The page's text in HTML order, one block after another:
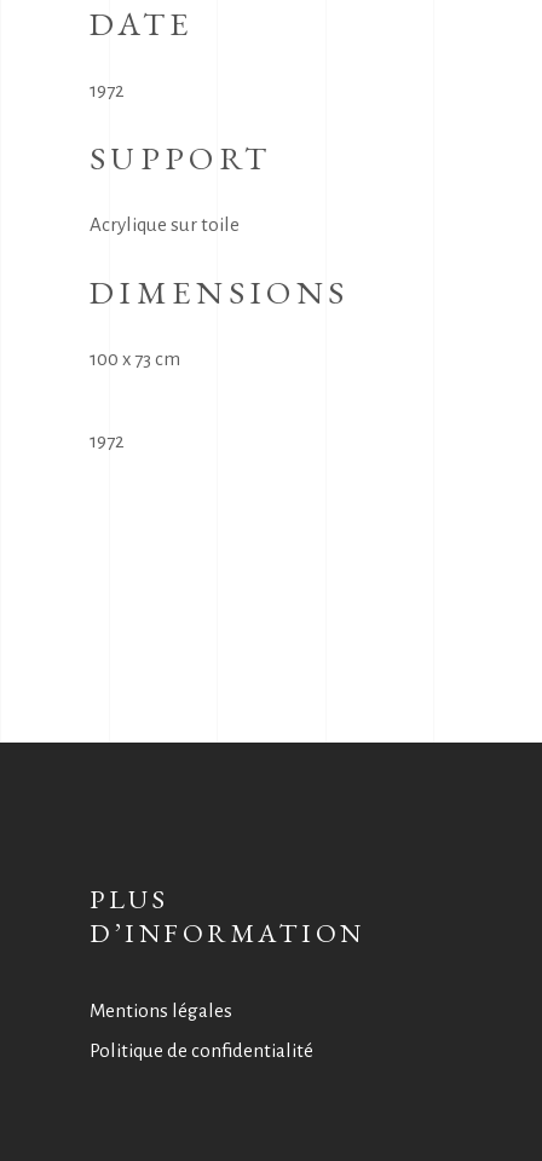
DATE
1972
SUPPORT
Acrylique sur toile
DIMENSIONS
100 x 73 cm
1972
PLUS
D’INFORMATION
Mentions légales
Politique de confidentialité